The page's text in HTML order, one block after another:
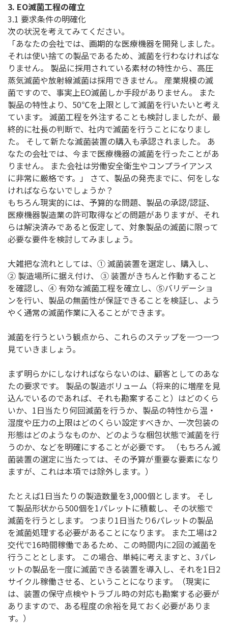
3. EO滅菌工程の確立
3.1 要求条件の明確化
次の状況を考えてみてください。
「あなたの会社では、画期的な医療機器を開発しました。
それは使い捨ての製品であるため、滅菌を行わなければな
りません。 製品に採用されている素材の特性から、高圧
蒸気滅菌や放射線滅菌は採用できません。 産業規模の滅
菌ですので、事実上EO滅菌しか手段がありません。 また
製品の特性より、50℃を上限として滅菌を行いたいと考え
ています。 滅菌工程を外注することも検討しましたが、最
終的に社長の判断で、社内で滅菌を行うことになりまし
た。 そして新たな滅菌装置の購入も承認されました。 あ
なたの会社では、今まで医療機器の滅菌を行ったことがあ
りません。 また会社は労働安全衛生やコンプライアンス
に非常に厳格です。」 さて、製品の発売までに、何をしな
ければならないでしょうか？
もちろん現実的には、予算的な問題、製品の承認/認証、
医療機器製造業の許可取得などの問題がありますが、それ
らは解決済みであると仮定して、対象製品の滅菌に限って
必要な要件を検討してみましょう。
大雑把な流れとしては、① 滅菌装置を選定し、購入し、
② 製造場所に据え付け、 ③ 装置がきちんと作動すること
を確認し、④ 有効な滅菌工程を確立し、⑤バリデーショ
ンを行い、製品の無菌性が保証できることを検証し、よう
やく通常の滅菌作業に入ることができます。
滅菌を行うという観点から、これらのステップを一つ一つ
見ていきましょう。
まず明らかにしなければならないのは、顧客としてのあな
たの要求です。 製品の製造ボリューム（将来的に増産を見
込んでいるのであれば、それも勘案すること）はどのくら
いか、1日当たり何回滅菌を行うか、製品の特性から温・
湿度や圧力の上限はどのくらい設定すべきか、一次包装の
形態はどのようなものか、どのような梱包状態で滅菌を行
うのか、などを明確にすることが必要です。 （もちろん滅
菌装置の選定に当たっては、その予算が重要な要素になり
ますが、これは本項では除外します。）
たとえば1日当たりの製造数量を3,000個とします。 そし
て製品形状から500個を1パレットに積載し、その状態で
滅菌を行うとします。 つまり1日当たり6パレットの製品
を滅菌処理する必要があることになります。 また工場は2
交代で16時間稼働であるため、この時間内に2回の滅菌を
行うこととします。 この場合、単純に考えますと、3パレ
ットの製品を一度に滅菌できる装置を導入し、それを1日2
サイクル稼働させる、ということになります。（現実に
は、装置の保守点検やトラブル時の対応も勘案する必要が
ありますので、ある程度の余裕を見ておく必要がありま
す。）